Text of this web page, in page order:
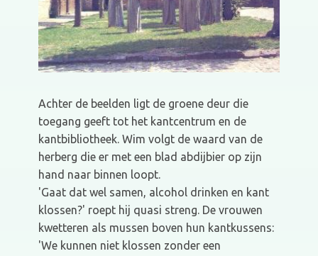
Achter de beelden ligt de groene deur die
toegang geeft tot het kantcentrum en de
kantbibliotheek. Wim volgt de waard van de
herberg die er met een blad abdijbier op zijn
hand naar binnen loopt.
'Gaat dat wel samen, alcohol drinken en kant
klossen?' roept hij quasi streng. De vrouwen
kwetteren als mussen boven hun kantkussens:
'We kunnen niet klossen zonder een